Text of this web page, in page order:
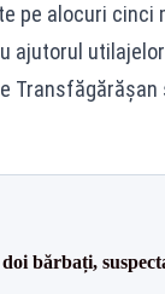
pe alocuri
ajutorul
bărbați,